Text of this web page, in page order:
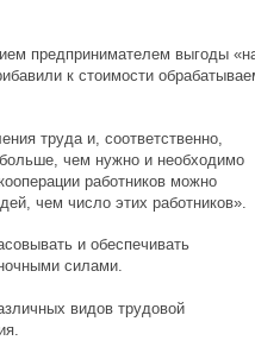
предпринимателем выгоды
к стоимости
труда и, соответственно,
чем нужно и необходимо
работников можно
чем число этих работников».
и обеспечивать
силами.
видов трудовой